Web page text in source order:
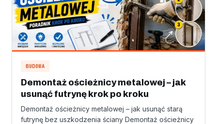
BUDOWA
Demontaż ościeżnicy metalowej – jak
usunąć futrynę krok po kroku
Demontaż ościeżnicy metalowej – jak usunąć starą
futrynę bez uszkodzenia ściany Demontaż ościeżnicy